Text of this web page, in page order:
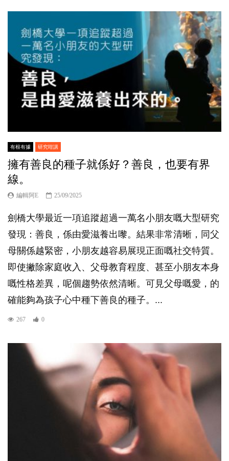
有根有據 研究咁講
擁有善良的種子就係好？善良，也要有界
線。
編輯阿E 25/09/2025
劍橋大學最近一項追蹤超過一萬名小朋友嘅大型研究
發現：善良，係由愛滋養出嚟。結果非常清晰，同父
母關係越緊密，小朋友越容易展現正面嘅社交特質。
即使撇除家庭收入、父母教育程度、甚至小朋友本身
嘅性格差異，呢個趨勢依然清晰。可見父母嘅愛，的
確能夠為孩子心中種下善良的種子。...
267 0